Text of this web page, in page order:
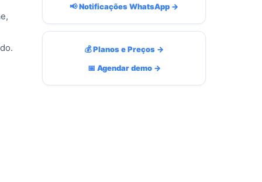
📢 Notificações WhatsApp →
💰 Planos e Preços →
📅 Agendar demo →